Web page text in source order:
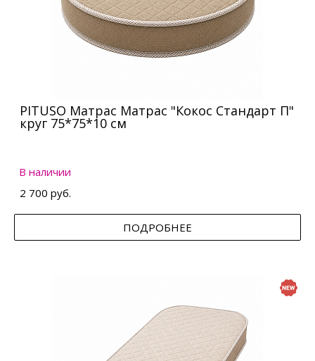
PITUSO Матрас Матрас "Кокос Стандарт П"
круг 75*75*10 см
В наличии
2 700 руб.
ПОДРОБНЕЕ